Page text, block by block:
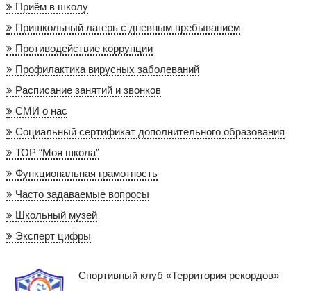
Приём в школу
Пришкольный лагерь с дневным пребыванием
Противодействие коррупции
Профилактика вирусных заболеваний
Расписание занятий и звонков
СМИ о нас
Социальный сертификат дополнительного образования
ТОР “Моя школа”
Функциональная грамотность
Часто задаваемые вопросы
Школьный музей
Эксперт цифры
Спортивный клуб «Территория рекордов»